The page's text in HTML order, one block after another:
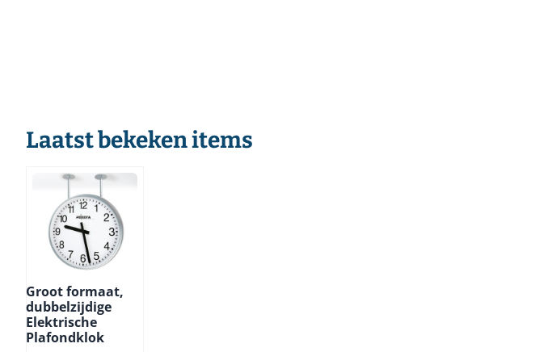
Laatst bekeken items
Groot formaat,
dubbelzijdige
Elektrische
Plafondklok